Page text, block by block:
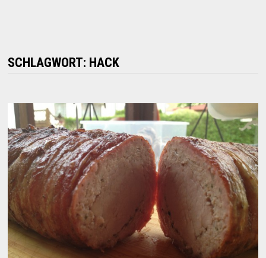
SCHLAGWORT: HACK